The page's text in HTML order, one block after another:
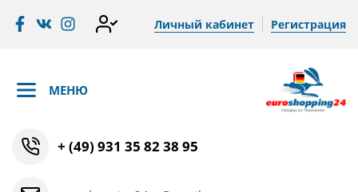
Личный кабинет Регистрация
МЕНЮ
+ (49) 931 35 82 38 95